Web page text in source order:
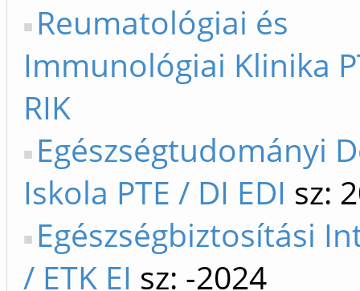
Reumatológiai és
Immunológiai Klinika
RIK
Egészségtudományi
Iskola PTE / DI EDI sz:
Egészségbiztosítási
/ ETK EI sz: -2024